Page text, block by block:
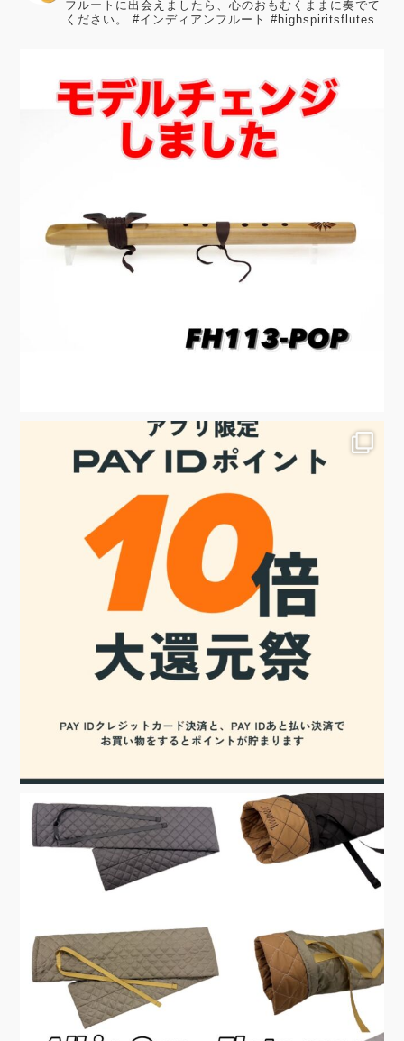
フルートに出会えましたら、心のおもむくままに奏でて
ください。
#インディアンフルート #highspiritsflutes